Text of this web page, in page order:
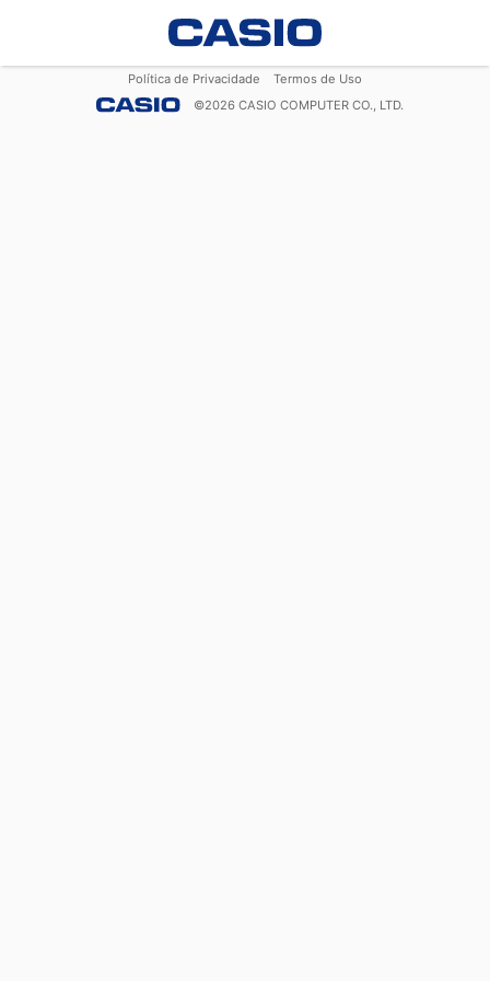
Política de Privacidade
Termos de Uso
©2026 CASIO COMPUTER CO., LTD.